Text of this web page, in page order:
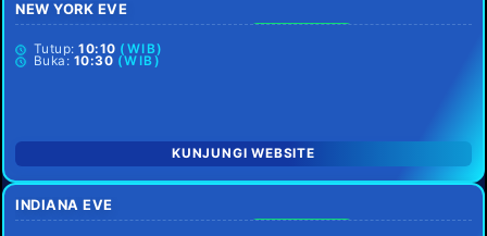
NEW YORK EVE
Tutup:10:10 (WIB)
Buka: 10:30 (WIB)
KUNJUNGI WEBSITE
INDIANA EVE